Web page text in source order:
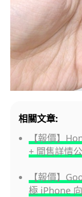
相關文章:
【報價】
+ 開售詳情
【報價】
極 iPhone